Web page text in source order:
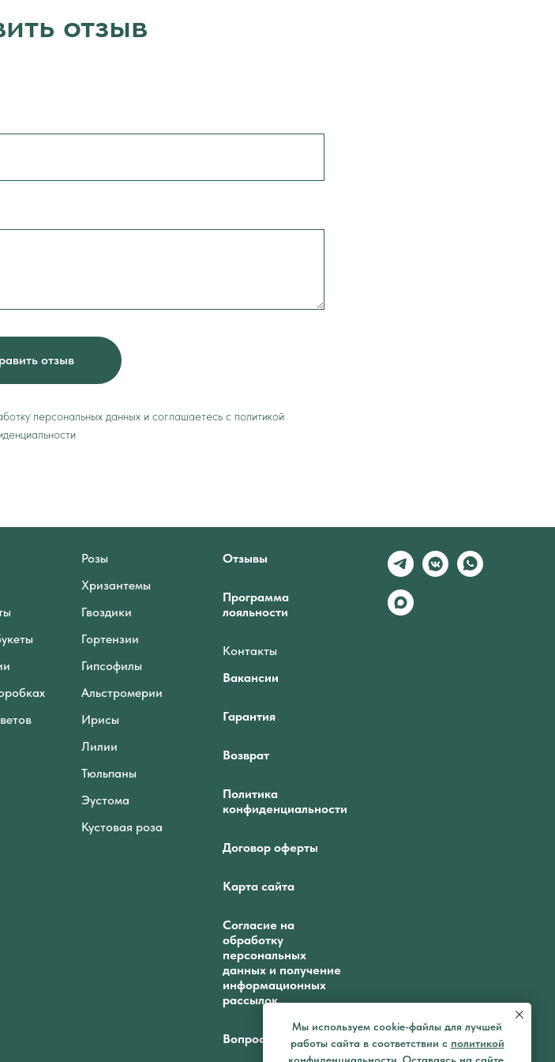
Мы используем cookie-файлы для лучшей
работы сайта в соответствии с политикой
отзыв
отзыв
персональных данных и соглашаетесь c политикой
Розы
Хризантемы
Гвоздики
Гортензии
Гипсофилы
Альстромерии
Ирисы
Лилии
Тюльпаны
Эустома
Кустовая роза
Отзывы
Программа
лояльности
Контакты
Вакансии
Гарантия
Возврат
Политика
конфиденциальности
Договор оферты
Карта сайта
Согласие на
обработку
персональных
данных и получение
информационных
рассылок
Вопрос-ответ